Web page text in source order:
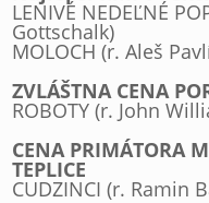
LENIVÉ NEDEĽNÉ
Gottschalk)
MOLOCH (r. Aleš
ZVLÁŠTNA CENA
ROBOTY (r. John
CENA PRIMÁTORA
TEPLICE
CUDZINCI (r. Ramin